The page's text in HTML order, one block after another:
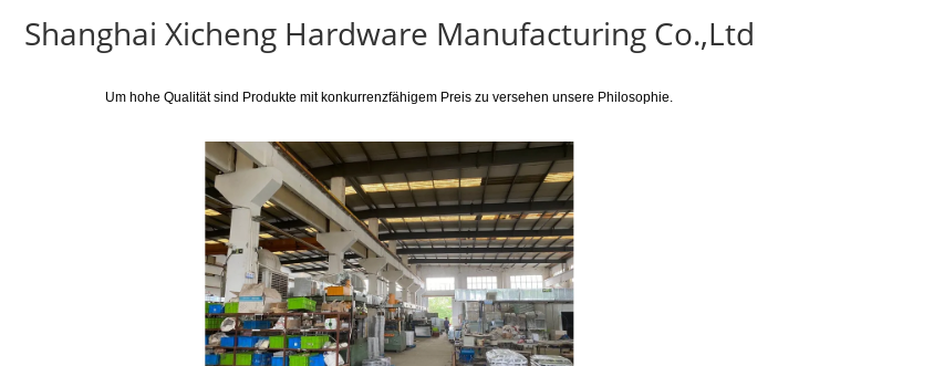
Shanghai Xicheng Hardware Manufacturing Co.,Ltd
Um hohe Qualität sind Produkte mit konkurrenzfähigem Preis zu versehen unsere Philosophie.